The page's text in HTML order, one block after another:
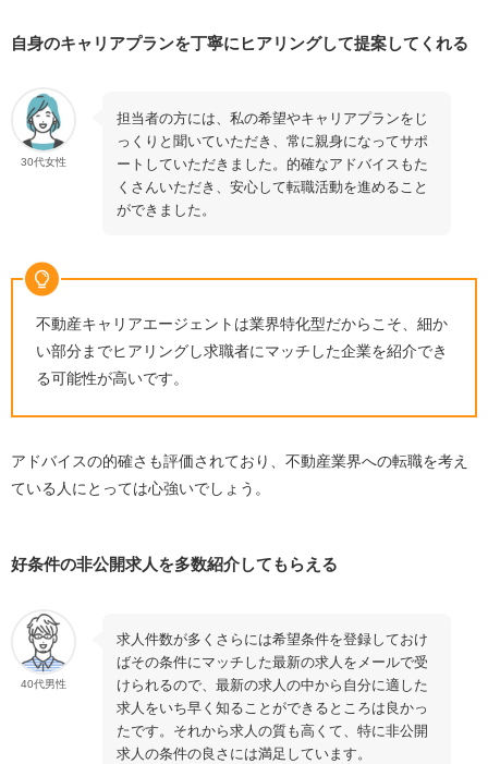
2.個別面談で希望条件をヒアリング
3.求人紹介
4.気になる企業へ応募
評判を見て「自分に合わないかも」と思ったら？他にも
不動産転職でおすすめのエージェントをチェックしよう
不動産キャリアエージェントを使う際によくある質問
利用料は発生する？
具体的にどのような職種の求人が掲載されている？
不動産関係の資格がなくても利用できる？
紹介してもらった求人には必ず応募しなくてはいけ
ない？
最後に | 不動産キャリアエージェントの評判をチェックし
て自分に合うかを正しく判断しよう
自身のキャリアプランを丁寧にヒアリングして提案してくれる
30代女性
担当者の方には、私の希望やキャリアプランをじ
っくりと聞いていただき、常に親身になってサポ
ートしていただきました。的確なアドバイスもた
くさんいただき、安心して転職活動を進めること
ができました。
不動産キャリアエージェントは業界特化型だからこそ、細か
い部分までヒアリングし求職者にマッチした企業を紹介でき
る可能性が高いです。
アドバイスの的確さも評価されており、不動産業界への転職を考え
ている人にとっては心強いでしょう。
好条件の非公開求人を多数紹介してもらえる
40代男性
求人件数が多くさらには希望条件を登録しておけ
ばその条件にマッチした最新の求人をメールで受
けられるので、最新の求人の中から自分に適した
求人をいち早く知ることができるところは良かっ
たです。それから求人の質も高くて、特に非公開
求人の条件の良さには満足しています。